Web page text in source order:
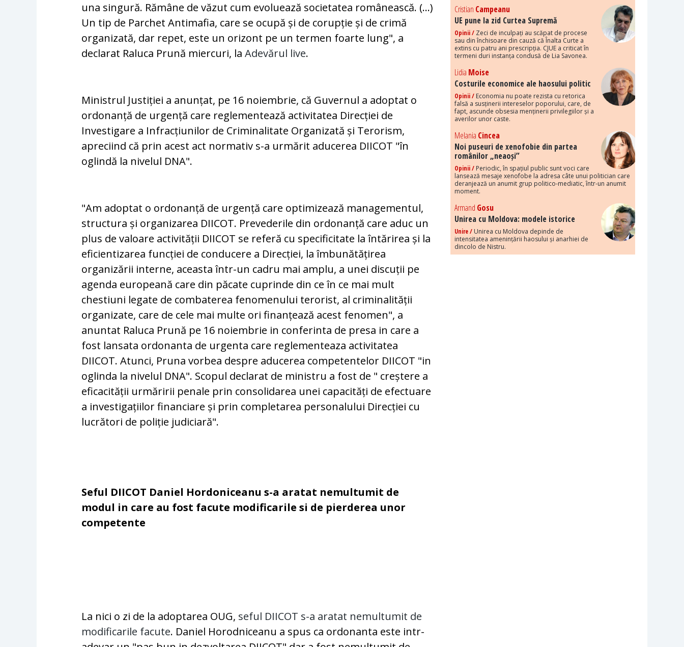
una singură. Rămâne de văzut cum evoluează societatea românească. (...)
Un tip de Parchet Antimafia, care se ocupă și de corupție și de crimă
organizată, dar repet, este un orizont pe un termen foarte lung", a
declarat Raluca Prună miercuri, laAdevărul live.
Ministrul Justiției a anunțat, pe 16 noiembrie, că Guvernul a adoptat o
ordonanță de urgență care reglementează activitatea Direcției de
Investigare a Infracțiunilor de Criminalitate Organizată și Terorism,
apreciind că prin acest act normativ s-a urmărit aducerea DIICOT "în
oglindă la nivelul DNA".
"Am adoptat o ordonanță de urgență care optimizează managementul,
structura și organizarea DIICOT. Prevederile din ordonanță care aduc un
plus de valoare activității DIICOT se referă cu specificitate la întărirea și la
eficientizarea funcției de conducere a Direcției, la îmbunătățirea
organizării interne, aceasta într-un cadru mai amplu, a unei discuții pe
agenda europeană care din păcate cuprinde din ce în ce mai mult
chestiuni legate de combaterea fenomenului terorist, al criminalității
organizate, care de cele mai multe ori finanțează acest fenomen", a
anuntat Raluca Prună pe 16 noiembrie in conferinta de presa in care a
fost lansata ordonanta de urgenta care reglementeaza activitatea
DIICOT. Atunci, Pruna vorbea despre aducerea competentelor DIICOT "in
oglinda la nivelul DNA". Scopul declarat de ministru a fost de " creștere a
eficacității urmăririi penale prin consolidarea unei capacități de efectuare
a investigațiilor financiare și prin completarea personalului Direcției cu
lucrători de poliție judiciară".
Seful DIICOT Daniel Hordoniceanu s-a aratat nemultumit de
modul in care au fost facute modificarile si de pierderea unor
competente
La nici o zi de la adoptarea OUG, seful DIICOT s-a aratat nemultumit de
modificarile facute. Daniel Horodniceanu a spus ca ordonanta este intr-
Cristian Campeanu
UE pune la zid Curtea Supremă
Opinii / Zeci de inculpați au scăpat de procese
sau din închisoare din cauză că Înalta Curte a
extins cu patru ani prescripția. CJUE a criticat în
termeni duri instanța condusă de Lia Savonea.
Lidia Moise
Costurile economice ale haosului politic
Opinii / Economia nu poate rezista cu retorica
falsă a susținerii intereselor poporului, care, de
fapt, ascunde obsesia menținerii privilegiilor și a
averilor unor caste.
Melania Cincea
Noi puseuri de xenofobie din partea
românilor „neaoși”
Opinii / Periodic, în spațiul public sunt voci care
lansează mesaje xenofobe la adresa câte unui politician care
deranjează un anumit grup politico-mediatic, într-un anumit
moment.
Armand Gosu
Unirea cu Moldova: modele istorice
Unire / Unirea cu Moldova depinde de
intensitatea amenințării haosului și anarhiei de
dincolo de Nistru.